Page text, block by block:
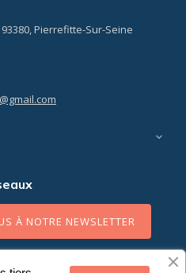
Pierrefitte-Sur-Seine

À NOTRE NEWSLETTER